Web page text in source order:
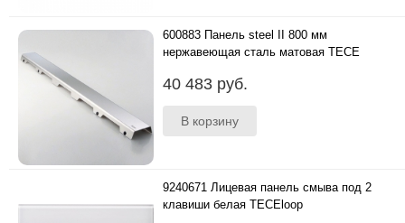
600883 Панель steel II 800 мм
нержавеющая сталь матовая TECE
40 483 руб.
9240671 Лицевая панель смыва под 2
клавиши белая TECEloop